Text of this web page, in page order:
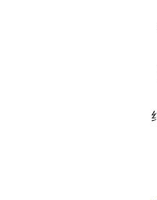
（
（
结